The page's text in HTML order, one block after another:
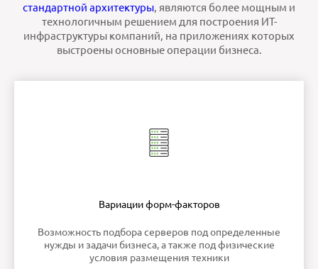
стандартной архитектуры, являются более мощным и
технологичным решением для построения ИТ-
инфраструктуры компаний, на приложениях которых
выстроены основные операции бизнеса.
Вариации форм-факторов
Возможность подбора серверов под определенные
нужды и задачи бизнеса, а также под физические
условия размещения техники